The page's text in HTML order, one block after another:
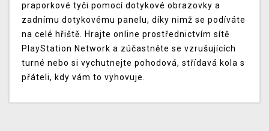
praporkové tyči pomocí dotykové obrazovky a
zadnímu dotykovému panelu, díky nimž se podíváte
na celé hřiště. Hrajte online prostřednictvím sítě
PlayStation Network a zúčastněte se vzrušujících
turné nebo si vychutnejte pohodová, střídavá kola s
přáteli, kdy vám to vyhovuje.